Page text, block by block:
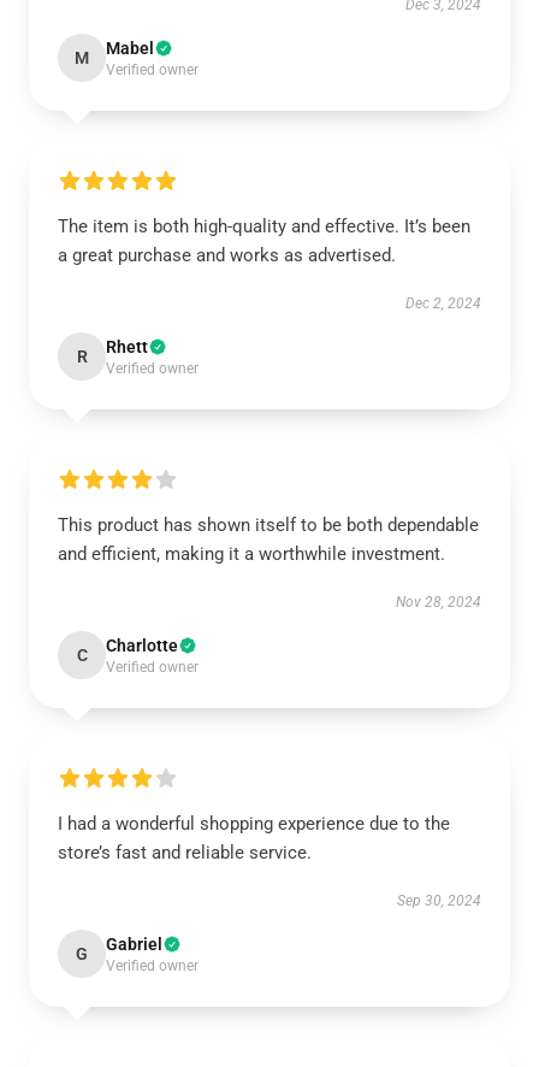
Dec 3, 2024
M Mabel
Verified owner
The item is both high-quality and effective. It’s been
a great purchase and works as advertised.
Dec 2, 2024
R Rhett
Verified owner
This product has shown itself to be both dependable
and efficient, making it a worthwhile investment.
Nov 28, 2024
C Charlotte
Verified owner
I had a wonderful shopping experience due to the
store’s fast and reliable service.
Sep 30, 2024
G Gabriel
Verified owner